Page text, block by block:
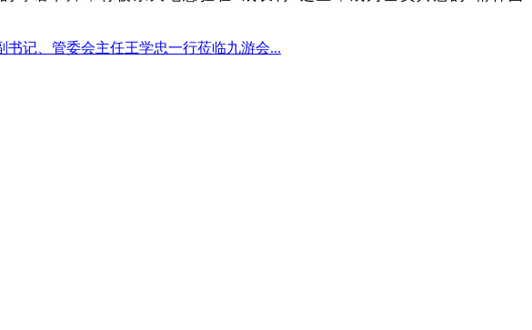
书记、管委会主任王学忠一行莅临九游会...